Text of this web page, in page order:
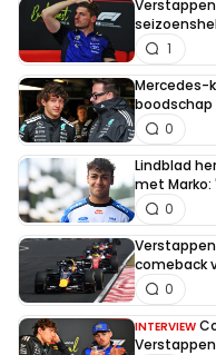
1
Mercedes-
boodschap
0
Lindblad
met
0
comeback
0
INTERVIEW